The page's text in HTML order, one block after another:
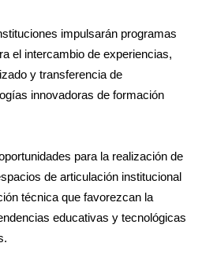
impulsarán programas
el intercambio de experiencias,
y transferencia de
innovadoras de formación
para la realización de
de articulación institucional
técnica que favorezcan la
educativas y tecnológicas